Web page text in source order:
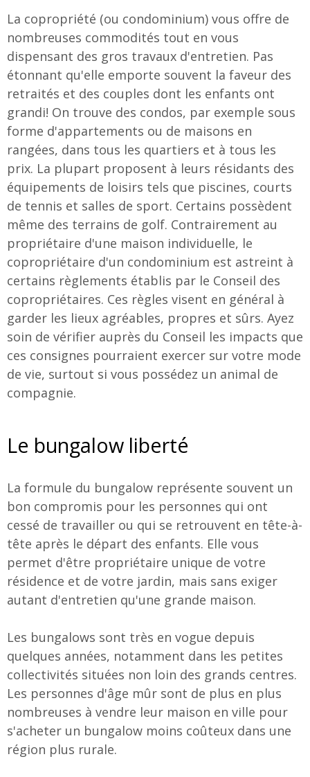
La copropriété (ou condominium) vous offre de
nombreuses commodités tout en vous
dispensant des gros travaux d'entretien. Pas
étonnant qu'elle emporte souvent la faveur des
retraités et des couples dont les enfants ont
grandi! On trouve des condos, par exemple sous
forme d'appartements ou de maisons en
rangées, dans tous les quartiers et à tous les
prix. La plupart proposent à leurs résidants des
équipements de loisirs tels que piscines, courts
de tennis et salles de sport. Certains possèdent
même des terrains de golf. Contrairement au
propriétaire d'une maison individuelle, le
copropriétaire d'un condominium est astreint à
certains règlements établis par le Conseil des
copropriétaires. Ces règles visent en général à
garder les lieux agréables, propres et sûrs. Ayez
soin de vérifier auprès du Conseil les impacts que
ces consignes pourraient exercer sur votre mode
de vie, surtout si vous possédez un animal de
compagnie.
Le bungalow liberté
La formule du bungalow représente souvent un
bon compromis pour les personnes qui ont
cessé de travailler ou qui se retrouvent en tête-à-
tête après le départ des enfants. Elle vous
permet d'être propriétaire unique de votre
résidence et de votre jardin, mais sans exiger
autant d'entretien qu'une grande maison.
Les bungalows sont très en vogue depuis
quelques années, notamment dans les petites
collectivités situées non loin des grands centres.
Les personnes d'âge mûr sont de plus en plus
nombreuses à vendre leur maison en ville pour
s'acheter un bungalow moins coûteux dans une
région plus rurale.